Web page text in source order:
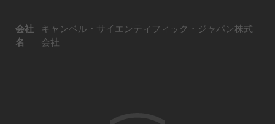
会社
名
キャンベル・サイエンティフィック・ジャパン株式
会社